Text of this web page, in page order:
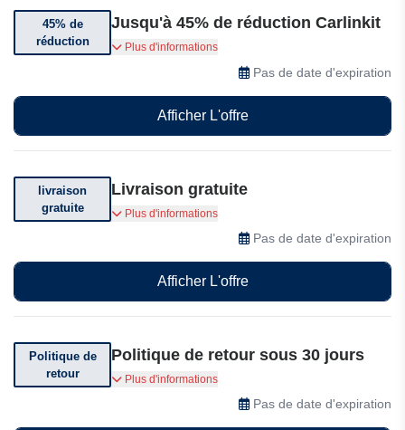
45% de
réduction
Jusqu'à 45% de réduction Carlinkit
Jusqu'à 45% de réduction sur une sélection
Plus d'informations
Pas de date d'expiration
Afficher L'offre
livraison
gratuite
Livraison gratuite
Livraison offerte. Voir conditions générales.
Plus d'informations
Pas de date d'expiration
Afficher L'offre
Politique de
retour
Politique de retour sous 30 jours
Vous pouvez retourner votre commande sous
30 jours après réception.
Plus d'informations
Pas de date d'expiration